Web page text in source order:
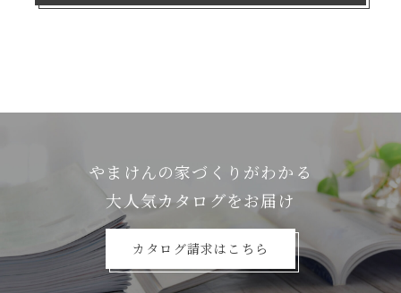
やまけんの家づくりがわかる
⼤⼈気カタログをお届け
カタログ請求はこちら